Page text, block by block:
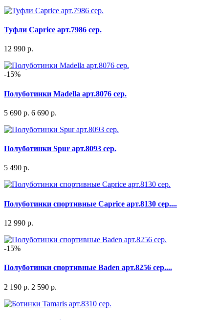
Туфли Caprice арт.7986 сер.
12 990 р.
-15%
Полуботинки Madella арт.8076 сер.
5 690 р. 6 690 р.
Полуботинки Spur арт.8093 сер.
5 490 р.
Полуботинки спортивные Caprice арт.8130 сер....
12 990 р.
-15%
Полуботинки спортивные Baden арт.8256 сер....
2 190 р. 2 590 р.